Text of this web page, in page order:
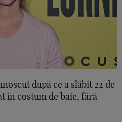
după ce a slăbit 22 de
în costum de baie, fără